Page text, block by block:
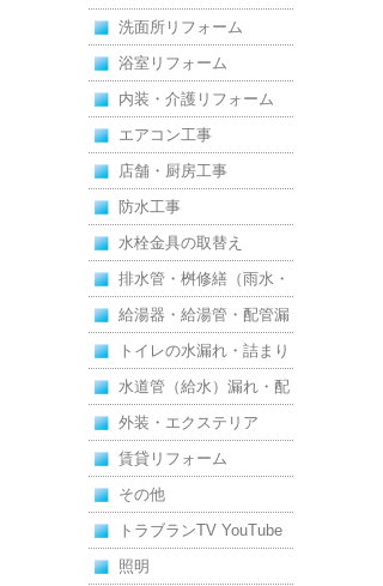
洗面所リフォーム
浴室リフォーム
内装・介護リフォーム
エアコン工事
店舗・厨房工事
防水工事
水栓金具の取替え
排水管・桝修繕（雨水・
汚水）
給湯器・給湯管・配管漏
れ
トイレの水漏れ・詰まり
水道管（給水）漏れ・配
管
外装・エクステリア
賃貸リフォーム
その他
トラブランTV YouTube
照明